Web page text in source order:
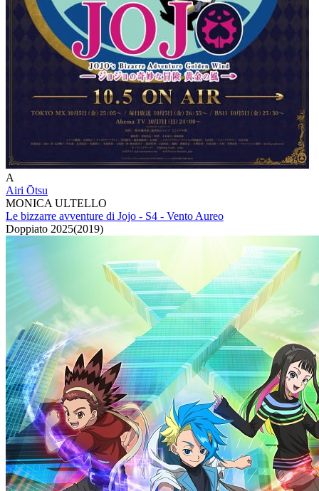
A
Airi Ōtsu
MONICA ULTELLO
Le bizzarre avventure di Jojo - S4 - Vento Aureo
Doppiato 2025(2019)